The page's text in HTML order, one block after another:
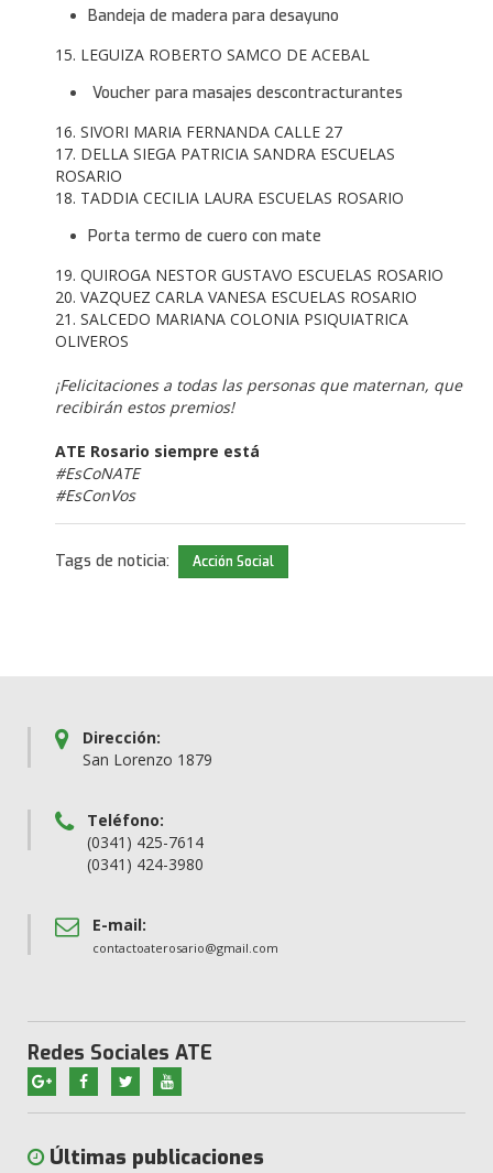
Bandeja de madera para desayuno
15. LEGUIZA ROBERTO SAMCO DE ACEBAL
Voucher para masajes descontracturantes
16. SIVORI MARIA FERNANDA CALLE 27
17. DELLA SIEGA PATRICIA SANDRA ESCUELAS
ROSARIO
18. TADDIA CECILIA LAURA ESCUELAS ROSARIO
Porta termo de cuero con mate
19. QUIROGA NESTOR GUSTAVO ESCUELAS ROSARIO
20. VAZQUEZ CARLA VANESA ESCUELAS ROSARIO
21. SALCEDO MARIANA COLONIA PSIQUIATRICA
OLIVEROS
¡Felicitaciones a todas las personas que maternan, que
recibirán estos premios!
ATE Rosario siempre está
#EsCoNATE
#EsConVos
Tags de noticia: Acción Social
Dirección:
San Lorenzo 1879
Teléfono:
(0341) 425-7614
(0341) 424-3980
E-mail:
contactoaterosario@gmail.com
Redes Sociales ATE
Últimas publicaciones